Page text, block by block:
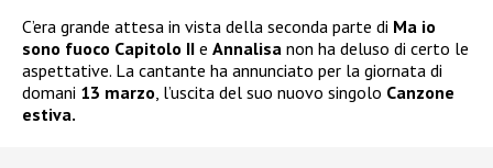
C’era grande attesa in vista della seconda parte di Ma io
sono fuoco Capitolo II e Annalisa non ha deluso di certo le
aspettative. La cantante ha annunciato per la giornata di
domani 13 marzo, l’uscita del suo nuovo singolo Canzone
estiva.